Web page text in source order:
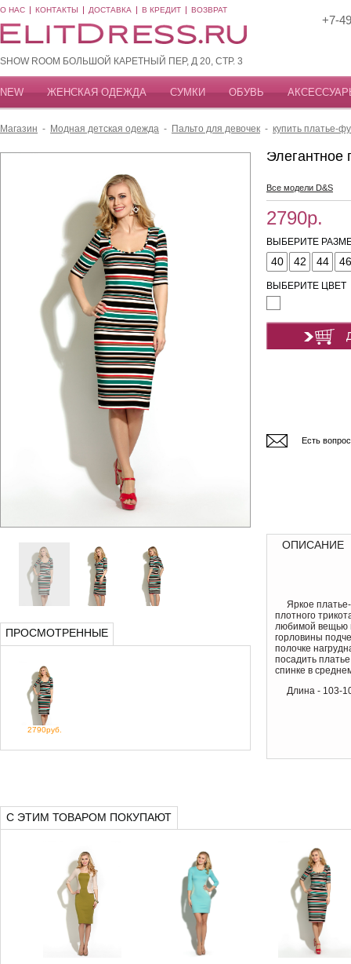
О НАС КОНТАКТЫ ДОСТАВКА В КРЕДИТ ВОЗВРАТ
SHOW ROOM БОЛЬШОЙ КАРЕТНЫЙ ПЕР, Д 20, СТР. 3
+7-
NEW ЖЕНСКАЯ ОДЕЖДА СУМКИ ОБУВЬ
Магазин - Модная детская одежда - Пальто для девочек - купить платье-
ПРОСМОТРЕННЫЕ
2790руб.
Элегантное
Все модели D&S
2790р.
ВЫБЕРИТЕ
40 42 44 46
ВЫБЕРИТЕ ЦВЕТ
Есть
ОПИСАНИЕ
Яркое
плотного
любимой вещью
горловины
полочке
посадить
спинке в
Длина - 103-
С ЭТИМ ТОВАРОМ ПОКУПАЮТ